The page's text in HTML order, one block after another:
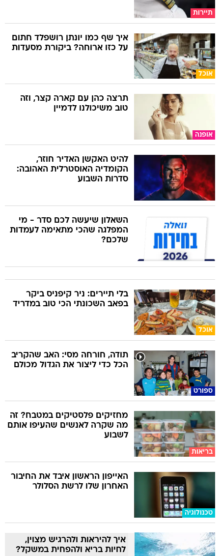
תיירות
אוכל
איך שף כמו יונתן רושפלד חתום
על כזו ארוחה? ביקורת מסעדות
אופנה
תרצה כהן עם קארה קצר, וזה
טוב משיכולנו לדמיין
להיט האקשן האדיר חוזר,
הקומדיה האוסטרלית האהובה:
סדרות השבוע
השאלון שיעשה לכם סדר - מי
המפלגה שהכי מתאימה לעמדות
שלכם?
אוכל
בלי תיירים: ניר קיפניס ביקר
בפאב השכונתי הכי טוב במדריד
ספורט
תודה, חורחה מסי: האב שהקריב
הכל כדי ליצור את הגדול מכולם
בריאות
מחזיקים פלסטיקים במטבח? זה
מה שקרה לאנשים שהעיפו אותם
לשבוע
טכנולוגיה
האייפון הראשון איבד את החיבור
האחרון שלו לרשת הסלולר
איך להיראות ולהרגיש מצוין,
לחיות בריא ולהפחית במשקל?